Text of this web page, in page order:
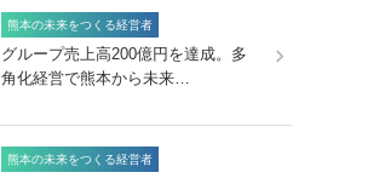
熊本の未来をつくる経営者
グループ売上高200億円を達成。多
角化経営で熊本から未来…
熊本の未来をつくる経営者